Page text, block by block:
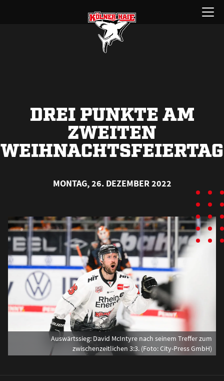
Menü
öffnen
DREI PUNKTE AM
ZWEITEN
WEIHNACHTSFEIERTAG
MONTAG, 26. DEZEMBER 2022
Auswärtssieg: David McIntyre nach seinem Treffer zum
zwischenzeitlichen 3:3. (Foto: City-Press GmbH)